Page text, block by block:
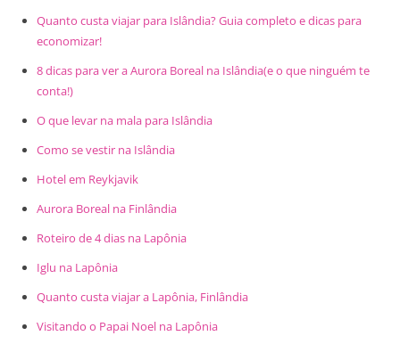
Quanto custa viajar para Islândia? Guia completo e dicas para
economizar!
8 dicas para ver a Aurora Boreal na Islândia(e o que ninguém te
conta!)
O que levar na mala para Islândia
Como se vestir na Islândia
Hotel em Reykjavik
Aurora Boreal na Finlândia
Roteiro de 4 dias na Lapônia
Iglu na Lapônia
Quanto custa viajar a Lapônia, Finlândia
Visitando o Papai Noel na Lapônia